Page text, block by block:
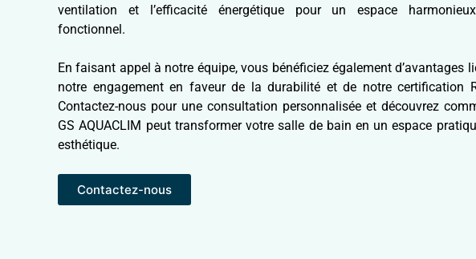
ventilation et l’efficacité énergétique pour un espace
fonctionnel.
En faisant appel à notre équipe, vous bénéficiez également d’avantages
notre engagement en faveur de la durabilité et de notre certification
Contactez-nous pour une consultation personnalisée et découvrez
GS AQUACLIM peut transformer votre salle de bain en un espace
esthétique.
Contactez-nous